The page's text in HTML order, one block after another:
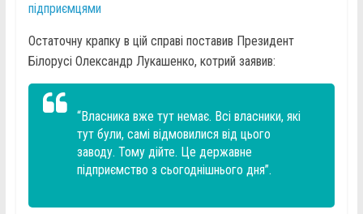
підприємцями
Остаточну крапку в цій справі поставив Президент
Білорусі Олександр Лукашенко, котрий заявив:
“Власника вже тут немає. Всі власники, які
тут були, самі відмовилися від цього
заводу. Тому дійте. Це державне
підприємство з сьогоднішнього дня”.